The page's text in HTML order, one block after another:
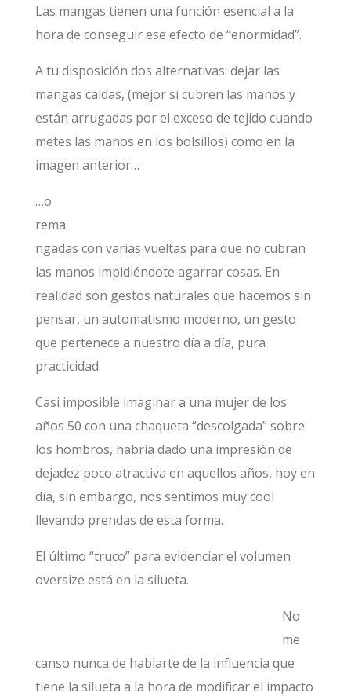
Las mangas tienen una función esencial a la
hora de conseguir ese efecto de “enormidad”.
A tu disposición dos alternativas: dejar las
mangas caídas, (mejor si cubren las manos y
están arrugadas por el exceso de tejido cuando
metes las manos en los bolsillos) como en la
imagen anterior…
…o
rema
ngadas con varias vueltas para que no cubran
las manos impidiéndote agarrar cosas. En
realidad son gestos naturales que hacemos sin
pensar, un automatismo moderno, un gesto
que pertenece a nuestro día a día, pura
practicidad.
Casi imposible imaginar a una mujer de los
años 50 con una chaqueta “descolgada” sobre
los hombros, habría dado una impresión de
dejadez poco atractiva en aquellos años, hoy en
día, sin embargo, nos sentimos muy cool
llevando prendas de esta forma.
El último “truco” para evidenciar el volumen
oversize está en la silueta.
No
me
canso nunca de hablarte de la influencia que
tiene la silueta a la hora de modificar el impacto